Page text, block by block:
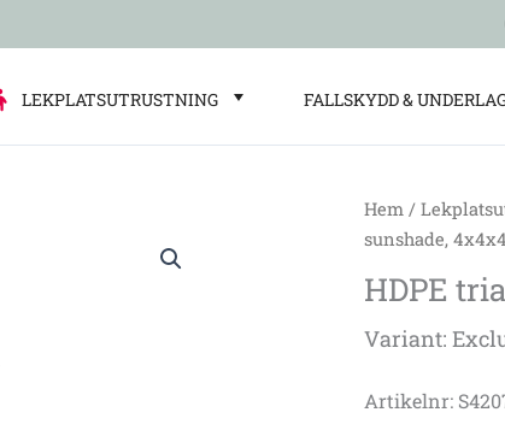
LEKPLATSUTRUSTNING FALLSKYDD &
Hem /
sunshade,
HDPE
Variant:
Artikelnr:
HDPE
sunshade,
m